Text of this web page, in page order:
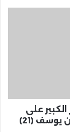
على
(21)